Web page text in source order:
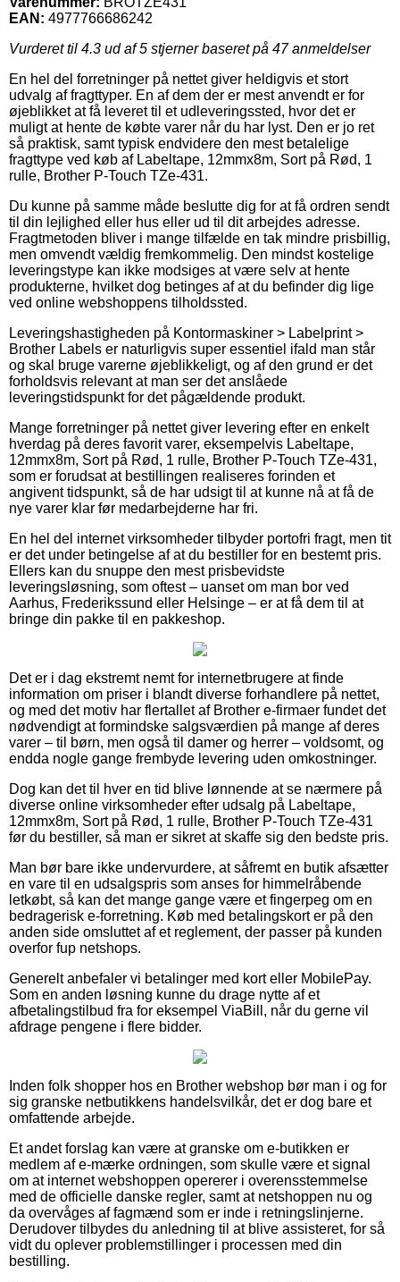
EAN: 4977766686242
Vurderet til 4.3 ud af 5 stjerner baseret på 47anmeldelser
En hel del forretninger på nettet giver heldigvis et stort
udvalg af fragttyper. En af dem der er mest anvendt er for
øjeblikket at få leveret til et udleveringssted, hvor det er
muligt at hente de købte varer når du har lyst. Den er jo ret
så praktisk, samt typisk endvidere den mest betalelige
fragttype ved køb af Labeltape, 12mmx8m, Sort på Rød, 1
rulle, Brother P-Touch TZe-431.
Du kunne på samme måde beslutte dig for at få ordren sendt
til din lejlighed eller hus eller ud til dit arbejdes adresse.
Fragtmetoden bliver i mange tilfælde en tak mindre prisbillig,
men omvendt vældig fremkommelig. Den mindst kostelige
leveringstype kan ikke modsiges at være selv at hente
produkterne, hvilket dog betinges af at du befinder dig lige
ved online webshoppens tilholdssted.
Leveringshastigheden på Kontormaskiner > Labelprint >
Brother Labels er naturligvis super essentiel ifald man står
og skal bruge varerne øjeblikkeligt, og af den grund er det
forholdsvis relevant at man ser det anslåede
leveringstidspunkt for det pågældende produkt.
Mange forretninger på nettet giver levering efter en enkelt
hverdag på deres favorit varer, eksempelvis Labeltape,
12mmx8m, Sort på Rød, 1 rulle, Brother P-Touch TZe-431,
som er forudsat at bestillingen realiseres forinden et
angivent tidspunkt, så de har udsigt til at kunne nå at få de
nye varer klar før medarbejderne har fri.
En hel del internet virksomheder tilbyder portofri fragt, men tit
er det under betingelse af at du bestiller for en bestemt pris.
Ellers kan du snuppe den mest prisbevidste
leveringsløsning, som oftest – uanset om man bor ved
Aarhus, Frederikssund eller Helsinge – er at få dem til at
bringe din pakke til en pakkeshop.
Det er i dag ekstremt nemt for internetbrugere at finde
information om priser i blandt diverse forhandlere på nettet,
og med det motiv har flertallet af Brother e-firmaer fundet det
nødvendigt at formindske salgsværdien på mange af deres
varer – til børn, men også til damer og herrer – voldsomt, og
endda nogle gange frembyde levering uden omkostninger.
Dog kan det til hver en tid blive lønnende at se nærmere på
diverse online virksomheder efter udsalg på Labeltape,
12mmx8m, Sort på Rød, 1 rulle, Brother P-Touch TZe-431
før du bestiller, så man er sikret at skaffe sig den bedste pris.
Man bør bare ikke undervurdere, at såfremt en butik afsætter
en vare til en udsalgspris som anses for himmelråbende
letkøbt, så kan det mange gange være et fingerpeg om en
bedragerisk e-forretning. Køb med betalingskort er på den
anden side omsluttet af et reglement, der passer på kunden
overfor fup netshops.
Generelt anbefaler vi betalinger med kort eller MobilePay.
Som en anden løsning kunne du drage nytte af et
afbetalingstilbud fra for eksempel ViaBill, når du gerne vil
afdrage pengene i flere bidder.
Inden folk shopper hos en Brother webshop bør man i og for
sig granske netbutikkens handelsvilkår, det er dog bare et
omfattende arbejde.
Et andet forslag kan være at granske om e-butikken er
medlem af e-mærke ordningen, som skulle være et signal
om at internet webshoppen opererer i overensstemmelse
med de officielle danske regler, samt at netshoppen nu og
da overvåges af fagmænd som er inde i retningslinjerne.
Derudover tilbydes du anledning til at blive assisteret, for så
vidt du oplever problemstillinger i processen med din
bestilling.